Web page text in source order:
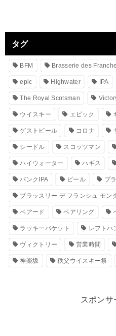
タグ
BFM Brasserie des
epic Highwater IPA
The Royal Scotsman
ウイスキー エピック
ゲストビール コロナ
シードル スコッツマン
ハイウォーター ハギス
パンクIPA ビール ブ
ブラッスリー デ フランシュ モン
ベアード ペアリング
ラッキーバケット レフトハ
ヴィクトリー 営業時間
神楽坂 秩父ウイスキー祭
スポンサ